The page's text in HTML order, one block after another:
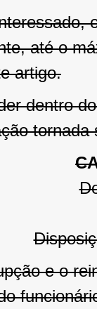
até o
artigo.
dentro
tornada
e o